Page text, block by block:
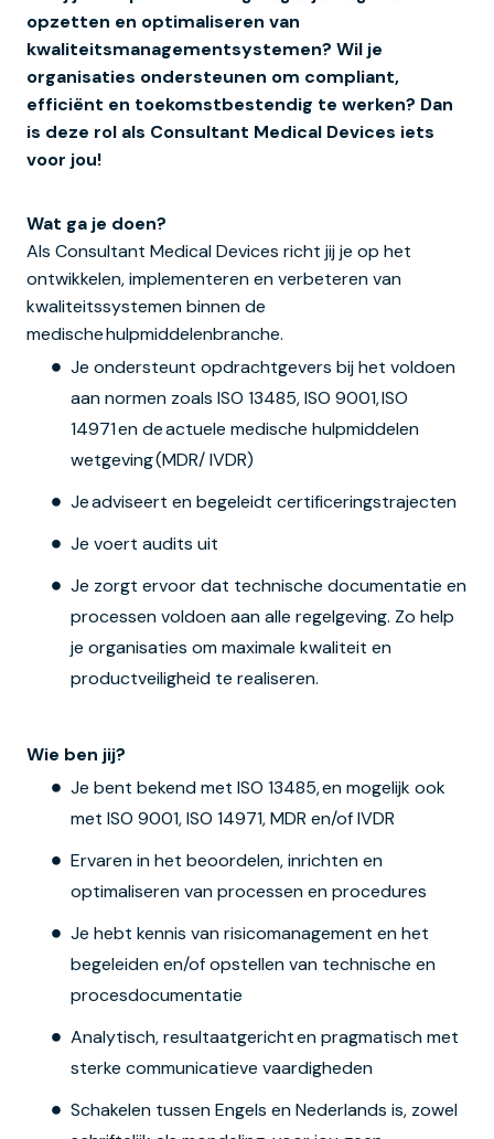
opzetten en optimaliseren van
kwaliteitsmanagementsystemen? Wil je
organisaties ondersteunen om compliant,
efficiënt en toekomstbestendig te werken? Dan
is deze rol als Consultant Medical Devices iets
voor jou!
Wat ga je doen?
Als Consultant Medical Devices richt jij je op het
ontwikkelen, implementeren en verbeteren van
kwaliteitssystemen binnen de
medische hulpmiddelenbranche.
Je ondersteunt opdrachtgevers bij het voldoen
aan normen zoals ISO 13485, ISO 9001, ISO
14971 en de actuele medische hulpmiddelen
wetgeving (MDR/ IVDR)
Je adviseert en begeleidt certificeringstrajecten
Je voert audits uit
Je zorgt ervoor dat technische documentatie en
processen voldoen aan alle regelgeving. Zo help
je organisaties om maximale kwaliteit en
productveiligheid te realiseren.
Wie ben jij?
Je bent bekend met ISO 13485, en mogelijk ook
met ISO 9001, ISO 14971, MDR en/of IVDR
Ervaren in het beoordelen, inrichten en
optimaliseren van processen en procedures
Je hebt kennis van risicomanagement en het
begeleiden en/of opstellen van technische en
procesdocumentatie
Analytisch, resultaatgericht en pragmatisch met
sterke communicatieve vaardigheden
Schakelen tussen Engels en Nederlands is, zowel